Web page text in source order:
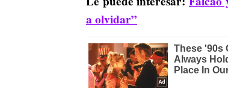
a olvidar”